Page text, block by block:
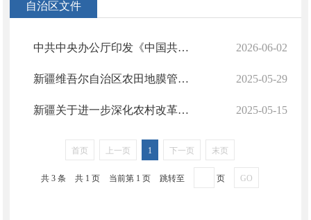
自治区文件
2026-06-02
中共中央办公厅印发《中国共产党发展党员工作细则》
2025-05-29
新疆维吾尔自治区农田地膜管理条例
2025-05-15
新疆关于进一步深化农村改革扎实推进乡村全面振兴的实施方案
首页 上一页 1 下一页 末页
共 3 条 共 1 页 当前第 1 页 跳转至 页 GO